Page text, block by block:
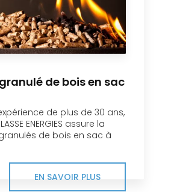
de bois en sac
de plus de 30 ans,
ENERGIES assure la
de bois en sac à
EN SAVOIR PLUS